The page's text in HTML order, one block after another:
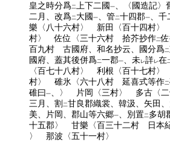
皇之時分爲二上下二國一、〈國造記〉
二月、改爲二大國一、管二十四郡一、
樂〈八十六村〉 新田〈百十四村〉
村〉 佐位〈三十六村 拾芥抄作二
百九村 古國府、和名抄云、國分爲二
國府、蓋其後併爲二一郡一、未レ詳レ在
〈百七十八村〉 利根〈百十七村
村〉 碓氷〈六十八村 延喜式等作二
碓曰一、〉 片岡〈三村〉 多古〈
三月、割二甘良郡織裳、韓汲、矢田
美、片岡、郡山等六郷一、別置二多胡
十五郡〉 甘樂〈百三十二村 日本
〉 那波〈五十一村〉